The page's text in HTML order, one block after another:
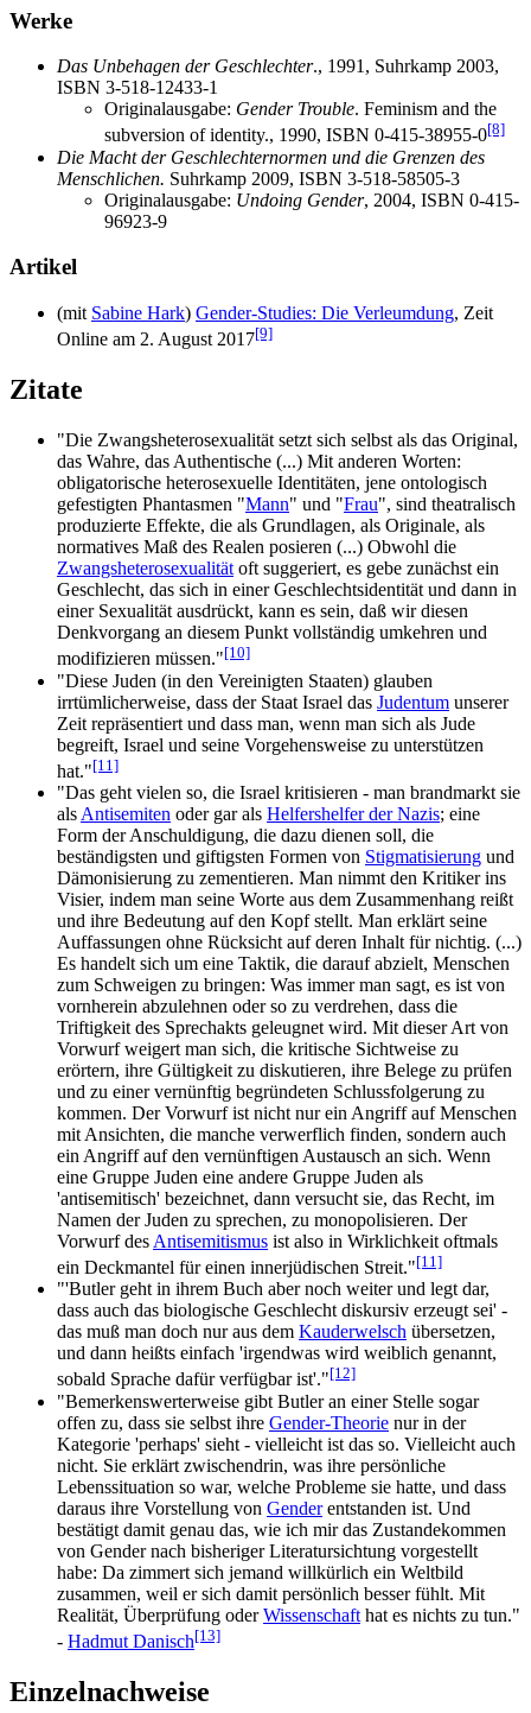
Werke
Das Unbehagen der Geschlechter., 1991, Suhrkamp 2003,
ISBN 3-518-12433-1
Originalausgabe: Gender Trouble. Feminism and the
subversion of identity., 1990, ISBN 0-415-38955-0[8]
Die Macht der Geschlechternormen und die Grenzen des
Menschlichen. Suhrkamp 2009, ISBN 3-518-58505-3
Originalausgabe: Undoing Gender, 2004, ISBN 0-415-
96923-9
Artikel
(mit Sabine Hark) Gender-Studies: Die Verleumdung, Zeit
Online am 2. August 2017[9]
Zitate
"Die Zwangsheterosexualität setzt sich selbst als das Original,
das Wahre, das Authentische (...) Mit anderen Worten:
obligatorische heterosexuelle Identitäten, jene ontologisch
gefestigten Phantasmen "Mann" und "Frau", sind theatralisch
produzierte Effekte, die als Grundlagen, als Originale, als
normatives Maß des Realen posieren (...) Obwohl die
Zwangsheterosexualität oft suggeriert, es gebe zunächst ein
Geschlecht, das sich in einer Geschlechtsidentität und dann in
einer Sexualität ausdrückt, kann es sein, daß wir diesen
Denkvorgang an diesem Punkt vollständig umkehren und
modifizieren müssen."[10]
"Diese Juden (in den Vereinigten Staaten) glauben
irrtümlicherweise, dass der Staat Israel das Judentum unserer
Zeit repräsentiert und dass man, wenn man sich als Jude
begreift, Israel und seine Vorgehensweise zu unterstützen
hat."[11]
"Das geht vielen so, die Israel kritisieren - man brandmarkt sie
als Antisemiten oder gar als Helfershelfer der Nazis; eine
Form der Anschuldigung, die dazu dienen soll, die
beständigsten und giftigsten Formen von Stigmatisierung und
Dämonisierung zu zementieren. Man nimmt den Kritiker ins
Visier, indem man seine Worte aus dem Zusammenhang reißt
und ihre Bedeutung auf den Kopf stellt. Man erklärt seine
Auffassungen ohne Rücksicht auf deren Inhalt für nichtig. (...)
Es handelt sich um eine Taktik, die darauf abzielt, Menschen
zum Schweigen zu bringen: Was immer man sagt, es ist von
vornherein abzulehnen oder so zu verdrehen, dass die
Triftigkeit des Sprechakts geleugnet wird. Mit dieser Art von
Vorwurf weigert man sich, die kritische Sichtweise zu
erörtern, ihre Gültigkeit zu diskutieren, ihre Belege zu prüfen
und zu einer vernünftig begründeten Schlussfolgerung zu
kommen. Der Vorwurf ist nicht nur ein Angriff auf Menschen
mit Ansichten, die manche verwerflich finden, sondern auch
ein Angriff auf den vernünftigen Austausch an sich. Wenn
eine Gruppe Juden eine andere Gruppe Juden als
'antisemitisch' bezeichnet, dann versucht sie, das Recht, im
Namen der Juden zu sprechen, zu monopolisieren. Der
Vorwurf des Antisemitismus ist also in Wirklichkeit oftmals
ein Deckmantel für einen inner­jüdischen Streit."[11]
"'Butler geht in ihrem Buch aber noch weiter und legt dar,
dass auch das biologische Geschlecht diskursiv erzeugt sei' -
das muß man doch nur aus dem Kauderwelsch übersetzen,
und dann heißts einfach 'irgendwas wird weiblich genannt,
sobald Sprache dafür verfügbar ist'."[12]
"Bemerkenswerterweise gibt Butler an einer Stelle sogar
offen zu, dass sie selbst ihre Gender-Theorie nur in der
Kategorie 'perhaps' sieht - vielleicht ist das so. Vielleicht auch
nicht. Sie erklärt zwischendrin, was ihre persönliche
Lebenssituation so war, welche Probleme sie hatte, und dass
daraus ihre Vorstellung von Genderentstanden ist. Und
bestätigt damit genau das, wie ich mir das Zustandekommen
von Gender nach bisheriger Literatursichtung vorgestellt
habe: Da zimmert sich jemand willkürlich ein Weltbild
zusammen, weil er sich damit persönlich besser fühlt. Mit
Realität, Überprüfung oderWissenschaft hat es nichts zu tun."
- Hadmut Danisch[13]
Einzelnachweise